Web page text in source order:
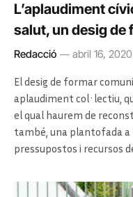
L’aplaudiment
salut, un desig
Redacció abril 16, 2020
El desig de formar
aplaudiment col·lectiu,
el qual haurem de
també, una plantofada a
pressupostos i recursos